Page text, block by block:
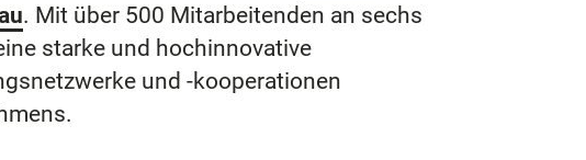
. Mit über 500 Mitarbeitenden an sechs
starke und hochinnovative
und -kooperationen